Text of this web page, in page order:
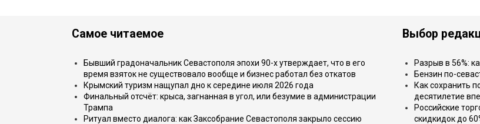
Самое читаемое
Бывший градоначальник Севастополя эпохи 90-х утверждает, что в его
время взяток не существовало вообще и бизнес работал без откатов
Крымский туризм нащупал дно к середине июля 2026 года
Финальный отсчёт: крыса, загнанная в угол, или безумие в администрации
Трампа
Ритуал вместо диалога: как Заксобрание Севастополя закрыло сессию
Выбор
Разрыв в 56%:
Бензин по-
Как сохранить
десятилетие
Российские
скидкидок до